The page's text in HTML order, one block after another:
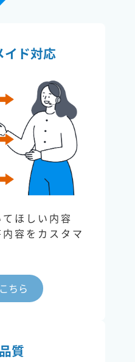
イド対応
ほしい内容
容をカスタマ
ちら
質